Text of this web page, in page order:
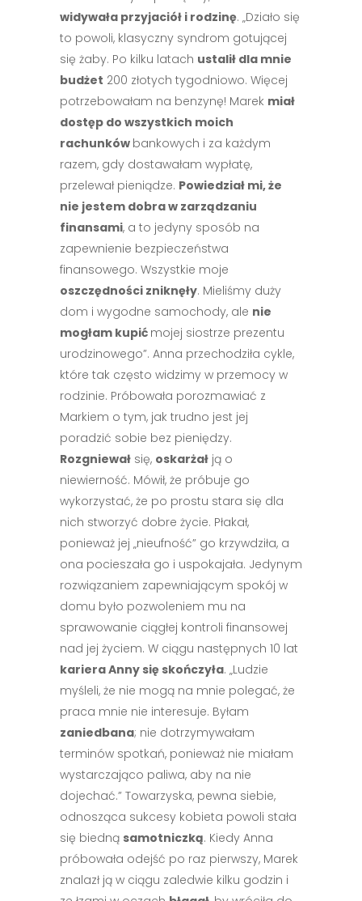
widywała przyjaciół i rodzinę. „Działo się
to powoli, klasyczny syndrom gotującej
się żaby. Po kilku latach ustalił dla mnie
budżet 200 złotych tygodniowo. Więcej
potrzebowałam na benzynę! Marek miał
dostęp do wszystkich moich
rachunków bankowych i za każdym
razem, gdy dostawałam wypłatę,
przelewał pieniądze. Powiedział mi, że
nie jestem dobra w zarządzaniu
finansami, a to jedyny sposób na
zapewnienie bezpieczeństwa
finansowego. Wszystkie moje
oszczędności zniknęły. Mieliśmy duży
dom i wygodne samochody, ale nie
mogłam kupić mojej siostrze prezentu
urodzinowego”. Anna przechodziła cykle,
które tak często widzimy w przemocy w
rodzinie. Próbowała porozmawiać z
Markiem o tym, jak trudno jest jej
poradzić sobie bez pieniędzy.
Rozgniewał się, oskarżał ją o
niewierność. Mówił, że próbuje go
wykorzystać, że po prostu stara się dla
nich stworzyć dobre życie. Płakał,
ponieważ jej „nieufność” go krzywdziła, a
ona pocieszała go i uspokajała. Jedynym
rozwiązaniem zapewniającym spokój w
domu było pozwoleniem mu na
sprawowanie ciągłej kontroli finansowej
nad jej życiem. W ciągu następnych 10 lat
kariera Anny się skończyła. „Ludzie
myśleli, że nie mogą na mnie polegać, że
praca mnie nie interesuje. Byłam
zaniedbana; nie dotrzymywałam
terminów spotkań, ponieważ nie miałam
wystarczająco paliwa, aby na nie
dojechać.” Towarzyska, pewna siebie,
odnosząca sukcesy kobieta powoli stała
się biedną samotniczką. Kiedy Anna
próbowała odejść po raz pierwszy, Marek
znalazł ją w ciągu zaledwie kilku godzin i